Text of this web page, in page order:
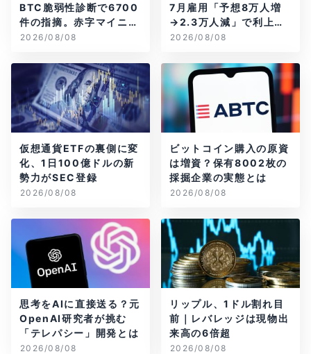
BTC脆弱性診断で6700
件の指摘。赤字マイニン
グ企業はAIに賭ける
2026/08/08
7月雇用「予想8万人増
→2.3万人減」で利上げ
観測後退
2026/08/08
仮想通貨ETFの裏側に変
化、1日100億ドルの新
勢力がSEC登録
2026/08/08
ビットコイン購入の原資
は増資？保有8002枚の
採掘企業の実態とは
2026/08/08
思考をAIに直接送る？元
OpenAI研究者が挑む
「テレパシー」開発とは
2026/08/08
リップル、1ドル割れ目
前｜レバレッジは現物出
来高の6倍超
2026/08/08